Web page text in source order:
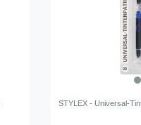
STYLEX - Universal-